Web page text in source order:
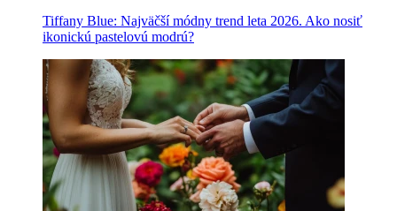
Tiffany Blue: Najväčší módny trend leta 2026. Ako nosiť
ikonickú pastelovú modrú?